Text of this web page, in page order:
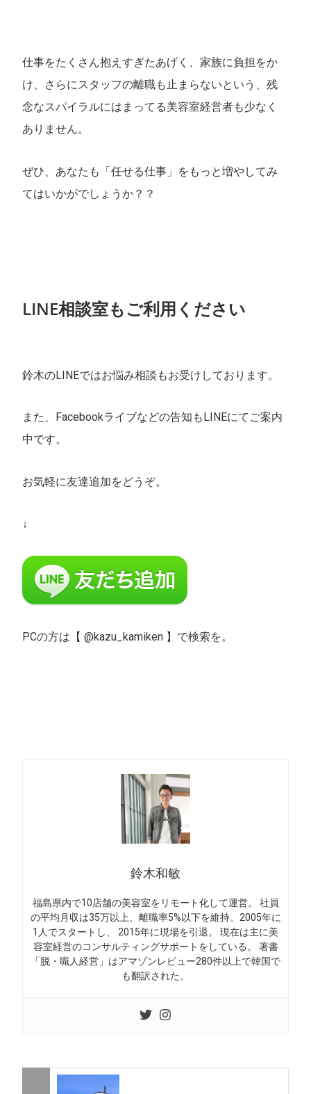
仕事をたくさん抱えすぎたあげく、家族に負担をか
け、さらにスタッフの離職も止まらないという、残
念なスパイラルにはまってる美容室経営者も少なく
ありません。
ぜひ、あなたも「任せる仕事」をもっと増やしてみ
てはいかがでしょうか？？
LINE相談室もご利用ください
鈴木のLINEではお悩み相談もお受けしております。
また、Facebookライブなどの告知もLINEにてご案内
中です。
お気軽に友達追加をどうぞ。
↓
PCの方は【 @kazu_kamiken 】で検索を。
鈴木和敏
福島県内で10店舗の美容室をリモート化して運営。 社員
の平均月収は35万以上、離職率5%以下を維持。2005年に
1人でスタートし、 2015年に現場を引退。 現在は主に美
容室経営のコンサルティングサポートをしている。 著書
「脱・職人経営」はアマゾンレビュー280件以上で韓国で
も翻訳された。